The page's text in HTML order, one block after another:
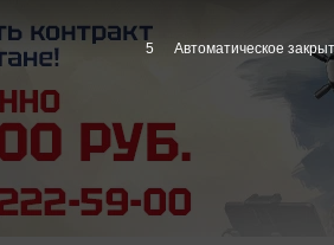
4 Автоматическое